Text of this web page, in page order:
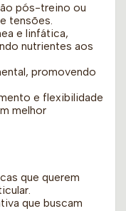
pós-treino ou
tensões.
e linfática,
nutrientes aos
promovendo
e flexibilidade
melhor
que querem
que buscam